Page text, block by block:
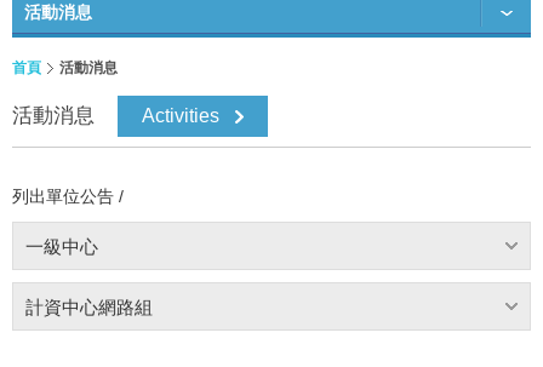
活動消息
首頁 活動消息
活動消息 Activities
列出單位公告 /
一級中心
計資中心網路組